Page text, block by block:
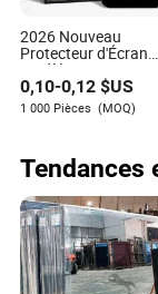
esthétiquement.
Comment le
l'efficacité
Le verre à faible
l'intérieur d'une
besoin de
ainsi de l'énergie
publics, ce qui
portefeuille du
2026 Nouveau
Protecteur d'Écran
Modèle en Verre
Trempé Accessoires
Téléphone à Vendre
pour Mobile Cellulaire
0,10-0,12 $US
1 000 Pièces (MOQ)
Tendances